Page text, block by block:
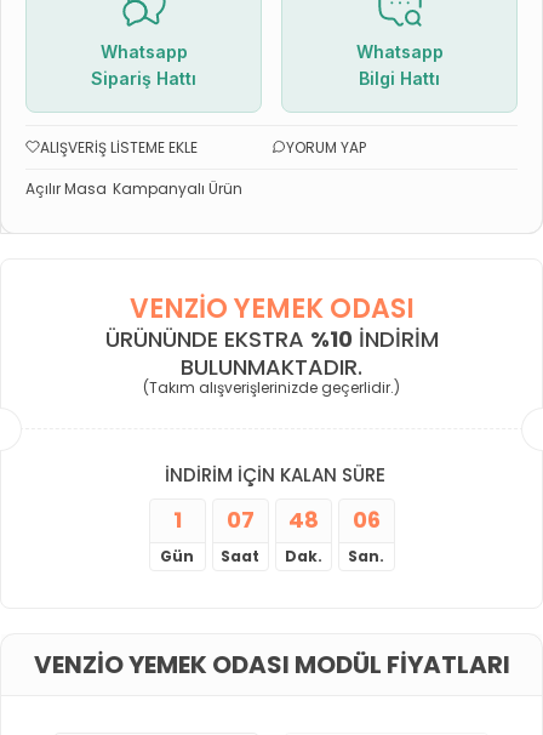
Whatsapp
Sipariş Hattı
Whatsapp
Bilgi Hattı
ALIŞVERIŞ LISTEME EKLE
YORUM YAP
Açılır Masa Kampanyalı Ürün
VENZIO YEMEK ODASI
ÜRÜNÜNDE EKSTRA %10 INDIRIM
BULUNMAKTADIR.
(Takım alışverişlerinizde geçerlidir.)
İNDİRİM İÇİN KALAN SÜRE
1
Gün
07
Saat
48
Dak.
06
San.
VENZIO YEMEK ODASI MODÜL FIYATLARI